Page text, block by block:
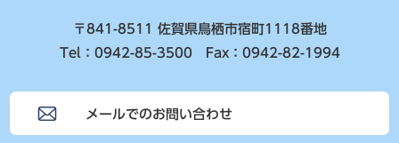
〒841-8511 佐賀県鳥栖市宿町1118番地
Tel：0942-85-3500 Fax：0942-82-1994
メールでのお問い合わせ